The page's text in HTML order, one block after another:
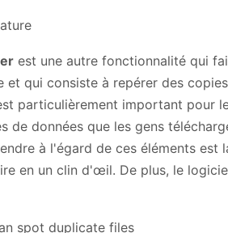
est une autre fonctionnalité qui
et qui consiste à repérer des
particulièrement important pour
de données que les gens
à l'égard de ces éléments est
en un clin d'œil. De plus, le